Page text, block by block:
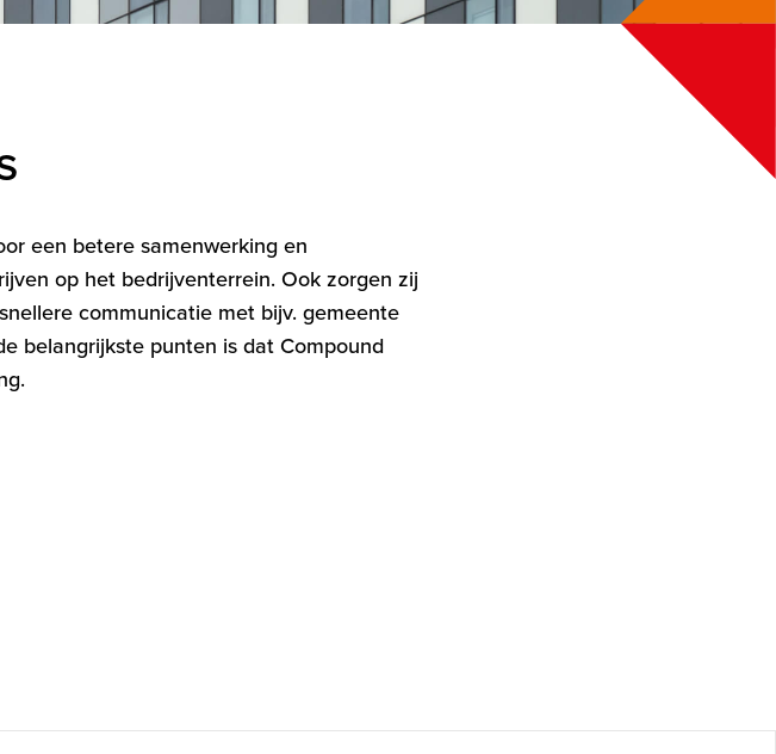
een betere samenwerking en
op het bedrijventerrein. Ook zorgen zij
communicatie met bijv. gemeente
belangrijkste punten is dat Compound